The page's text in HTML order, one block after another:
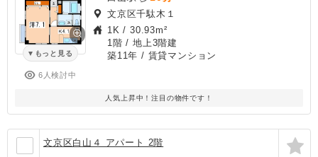
もっと見る
6人検討中
文京区千駄木１
1K /30.93m²
1階 / 地上3階建
築11年 / 賃貸マンション
人気上昇中！注目の物件です！
文京区白山４ アパート 2階